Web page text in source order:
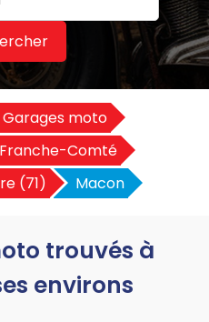
Garages moto
Comté
(71)
Macon
trouvés à
environs